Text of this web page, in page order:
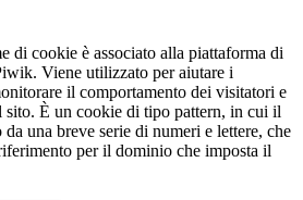
di cookie è associato alla piattaforma di
Viene utilizzato per aiutare i
il comportamento dei visitatori e
sito. È un cookie di tipo pattern, in cui il
una breve serie di numeri e lettere, che
per il dominio che imposta il